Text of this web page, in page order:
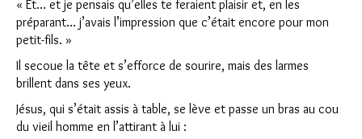
« Et… et je pensais qu’elles te feraient plaisir et, en les
préparant… j’avais l’impression que c’était encore pour mon
petit-fils. »
Il secoue la tête et s’efforce de sourire, mais des larmes
brillent dans ses yeux.
Jésus, qui s’était assis à table, se lève et passe un bras au cou
du vieil homme en l’attirant à lui :